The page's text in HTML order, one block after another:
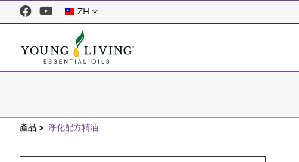
ZH
產品 淨化配方精油